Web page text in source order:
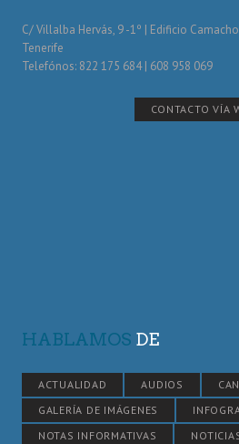
C/ Villalba Hervás, 9 -1º | Edificio
Tenerife
Telefónos: 822 175 684 | 608 958 069
CONTACTO VÍA
HABLAMOS DE
ACTUALIDAD AUDIOS
GALERÍA DE IMÁGENES
NOTAS INFORMATIVAS